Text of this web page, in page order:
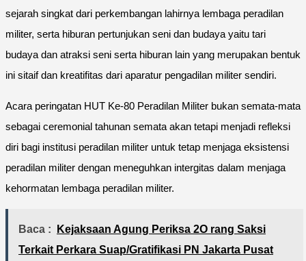
sejarah singkat dari perkembangan lahirnya lembaga peradilan
militer, serta hiburan pertunjukan seni dan budaya yaitu tari
budaya dan atraksi seni serta hiburan lain yang merupakan bentuk
ini sitaif dan kreatifitas dari aparatur pengadilan militer sendiri.
Acara peringatan HUT Ke-80 Peradilan Militer bukan semata-mata
sebagai ceremonial tahunan semata akan tetapi menjadi refleksi
diri bagi institusi peradilan militer untuk tetap menjaga eksistensi
peradilan militer dengan meneguhkan intergitas dalam menjaga
kehormatan lembaga peradilan militer.
Baca :
Kejaksaan Agung Periksa 2O rang Saksi
Terkait Perkara Suap/Gratifikasi PN Jakarta Pusat